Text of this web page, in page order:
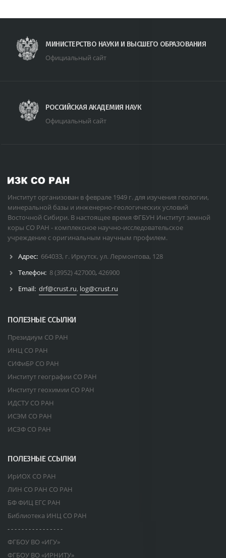
МИНИСТЕРСТВО НАУКИ И ВЫСШЕГО ОБРАЗОВАНИЯ
Официальный сайт
РОССИЙСКАЯ АКАДЕМИЯ НАУК
Официальный сайт
Институт организован в феврале 1949 г. для изучения геологии,
минеральной базы и инженерно-геологических условий
Восточной Сибири. В настоящее время ФГБУН Институт земной
коры СО РАН - комплексное научно-исследовательское
учреждение с оригинальным научным профилем.
Адрес: 664033, г. Иркутск, ул. Лермонтова, 128
Телефон: 8 (3952) 427000, 426900
Email: drf@crust.ru, log@crust.ru
ПОЛЕЗНЫЕ ССЫЛКИ
Президиум СО РАН
ИНЦ СО РАН
СИФиБР СО РАН
Институт географии СО РАН
Институт геохимии СО РАН
ИДСТУ СО РАН
ИСЭМ СО РАН
ИСЗФ СО РАН
ПОЛЕЗНЫЕ ССЫЛКИ
ИрИОХ СО РАН
ЛИН СО РАН СО РАН
БФ ФИЦ ЕГС РАН
Библиотека ИНЦ СО РАН
- - - - - - - - - - - - - - - -
ФГБОУ ВО «ИГУ»
ФГБОУ ВО «ИРНИТУ»